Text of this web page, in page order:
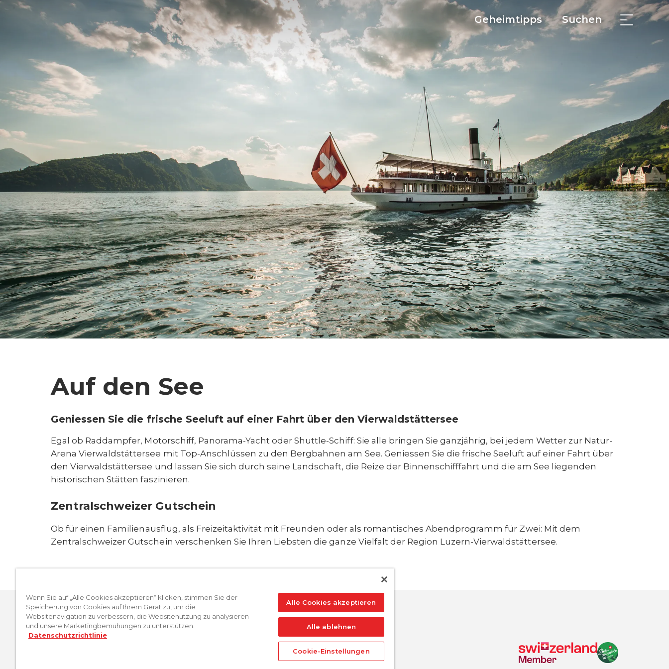
Geheimtipps Suchen
Auf den See
Geniessen Sie die frische Seeluft auf einer Fahrt über den Vierwaldstättersee
Egal ob Raddampfer, Motorschiff, Panorama-Yacht oder Shuttle-Schiff: Sie alle bringen Sie ganzjährig, bei jedem Wetter zur Natur-
Arena Vierwaldstättersee mit Top-Anschlüssen zu den Bergbahnen am See. Geniessen Sie die frische Seeluft auf einer Fahrt über
den Vierwaldstättersee und lassen Sie sich durch seine Landschaft, die Reize der Binnenschifffahrt und die am See liegenden
historischen Stätten faszinieren.
Zentralschweizer Gutschein
Ob für einen Familienausflug, als Freizeitaktivität mit Freunden oder als romantisches Abendprogramm für Zwei: Mit dem
Zentralschweizer Gutschein verschenken Sie Ihren Liebsten die ganze Vielfalt der Region Luzern-Vierwaldstättersee.
Wenn Sie auf „Alle Cookies akzeptieren“ klicken, stimmen Sie der
Speicherung von Cookies auf Ihrem Gerät zu, um die
Websitenavigation zu verbessern, die Websitenutzung zu analysieren
und unsere Marketingbemühungen zu unterstützen.
Datenschutzrichtlinie
Alle Cookies akzeptieren
Alle ablehnen
Cookie-Einstellungen